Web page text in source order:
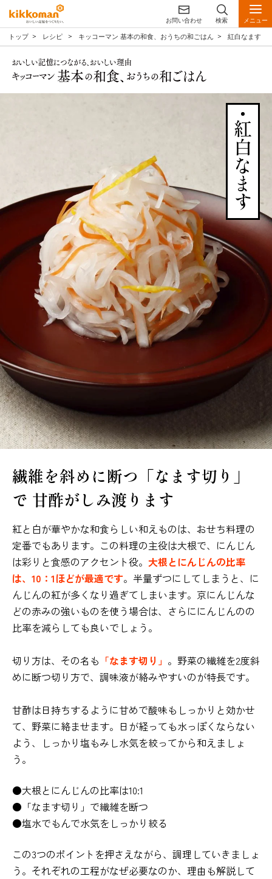
お問い合わせ 検索 メニュー
トップ レシピ キッコーマン 基本の和食、おうちの和ごはん 紅白なます
紅白なます
繊維を斜めに断つ「なます切り」
で 甘酢がしみ渡ります
紅と白が華やかな和食らしい和えものは、おせち料理の
定番でもあります。この料理の主役は大根で、にんじん
は彩りと食感のアクセント役。 大根とにんじんの比率
は、10：1ほどが最適です。半量ずつにしてしまうと、に
んじんの紅が多くなり過ぎてしまいます。京にんじんな
どの赤みの強いものを使う場合は、さらににんじんのの
比率を減らしても良いでしょう。
切り方は、その名も 「なます切り」 。野菜の繊維を2度斜
めに断つ切り方で、調味液が絡みやすいのが特長です。
甘酢は日持ちするように甘めで酸味もしっかりと効かせ
て、野菜に絡ませます。日が経っても水っぽくならない
よう、しっかり塩もみし水気を絞ってから和えましょ
う。
●大根とにんじんの比率は10:1
●「なます切り」で繊維を断つ
●塩水でもんで水気をしっかり絞る
この3つのポイントを押さえながら、調理していきましょ
う。それぞれの工程がなぜ必要なのか、理由も解説して